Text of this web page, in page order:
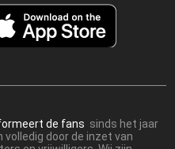
de fans sinds het jaar
volledig door de inzet van